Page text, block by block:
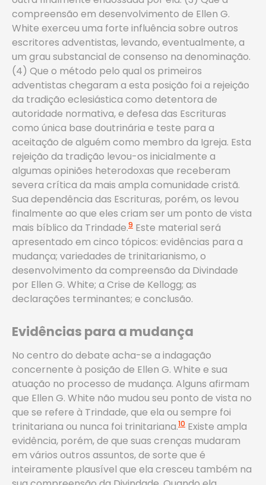
compreensão em desenvolvimento de Ellen G.
White exerceu uma forte influência sobre outros
escritores adventistas, levando, eventualmente, a
um grau substancial de consenso na denominação.
(4) Que o método pelo qual os primeiros
adventistas chegaram a esta posição foi a rejeição
da tradição eclesiástica como detentora de
autoridade normativa, e defesa das Escrituras
como única base doutrinária e teste para a
aceitação de alguém como membro da Igreja. Esta
rejeição da tradição levou-os inicialmente a
algumas opiniões heterodoxas que receberam
severa crítica da mais ampla comunidade cristã.
Sua dependência das Escrituras, porém, os levou
finalmente ao que eles criam ser um ponto de vista
mais bíblico da Trindade.9 Este material será
apresentado em cinco tópicos: evidências para a
mudança; variedades de trinitarianismo, o
desenvolvimento da compreensão da Divindade
por Ellen G. White; a Crise de Kellogg; as
declarações terminantes; e conclusão.
Evidências para a mudança
No centro do debate acha-se a indagação
concernente à posição de Ellen G. White e sua
atuação no processo de mudança. Alguns afirmam
que Ellen G. White não mudou seu ponto de vista no
que se refere à Trindade, que ela ou sempre foi
trinitariana ou nunca foi trinitariana.10 Existe ampla
evidência, porém, de que suas crenças mudaram
em vários outros assuntos, de sorte que é
inteiramente plausível que ela cresceu também na